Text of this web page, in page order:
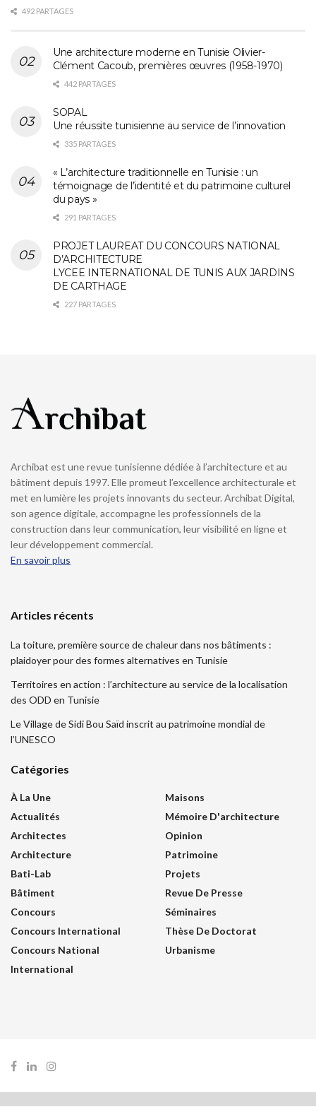
492 PARTAGES
Une architecture moderne en Tunisie Olivier-
Clément Cacoub, premières œuvres (1958-1970)
442 PARTAGES
SOPAL
Une réussite tunisienne au service de l’innovation
335 PARTAGES
« L’architecture traditionnelle en Tunisie : un
témoignage de l’identité et du patrimoine culturel
du pays »
291 PARTAGES
PROJET LAUREAT DU CONCOURS NATIONAL
D’ARCHITECTURE
LYCEE INTERNATIONAL DE TUNIS AUX JARDINS
DE CARTHAGE
227 PARTAGES
Archibat est une revue tunisienne dédiée à l’architecture et au
bâtiment depuis 1997. Elle promeut l’excellence architecturale et
met en lumière les projets innovants du secteur. Archibat Digital,
son agence digitale, accompagne les professionnels de la
construction dans leur communication, leur visibilité en ligne et
leur développement commercial.
En savoir plus
Articles récents
La toiture, première source de chaleur dans nos bâtiments :
plaidoyer pour des formes alternatives en Tunisie
Territoires en action : l’architecture au service de la localisation
des ODD en Tunisie
Le Village de Sidi Bou Saïd inscrit au patrimoine mondial de
l’UNESCO
Catégories
À La Une
Actualités
Architectes
Architecture
Bati-Lab
Bâtiment
Concours
Concours International
Concours National
International
Maisons
Mémoire D'architecture
Opinion
Patrimoine
Projets
Revue De Presse
Séminaires
Thèse De Doctorat
Urbanisme